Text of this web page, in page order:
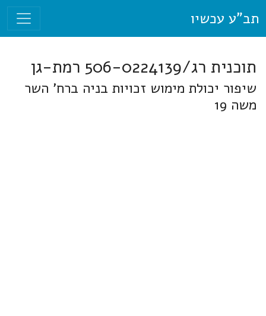
תב"ע עכשיו
תוכנית רג/506-0224139 רמת-גן
שיפור יכולת מימוש זכויות בניה ברח' השר
משה 19